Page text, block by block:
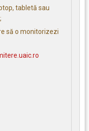
tabletă sau
să o monitorizezi